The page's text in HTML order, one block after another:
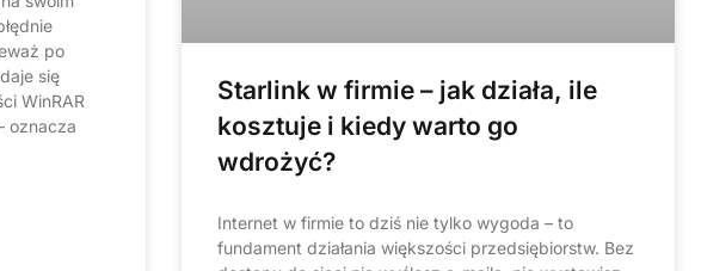
po
się
WinRAR
oznacza
Starlink w firmie – jak działa, ile
kosztuje i kiedy warto go
wdrożyć?
Internet w firmie to dziś nie tylko wygoda – to
fundament działania większości przedsiębiorstw. Bez